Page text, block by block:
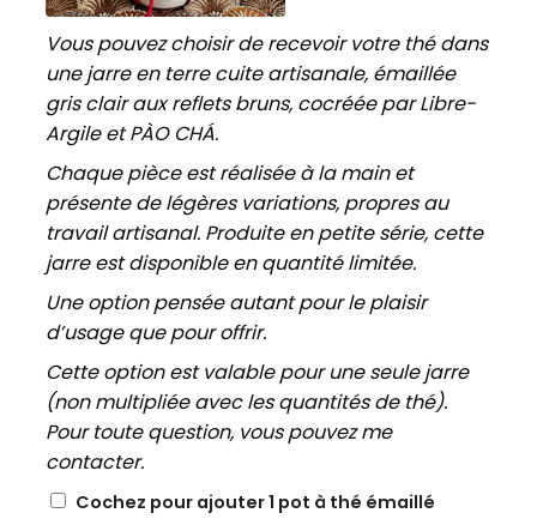
Vous pouvez choisir de recevoir votre thé dans
une jarre en terre cuite artisanale, émaillée
gris clair aux reflets bruns, cocréée par Libre-
Argile et PÀO CHÁ.
Chaque pièce est réalisée à la main et
présente de légères variations, propres au
travail artisanal. Produite en petite série, cette
jarre est disponible en quantité limitée.
Une option pensée autant pour le plaisir
d’usage que pour offrir.
Cette option est valable pour une seule jarre
(non multipliée avec les quantités de thé).
Pour toute question, vous pouvez me
contacter.
Cochez pour ajouter 1 pot à thé émaillé